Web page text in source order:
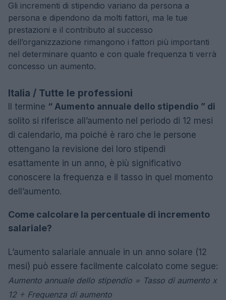
Gli incrementi di stipendio variano da persona a
persona e dipendono da molti fattori, ma le tue
prestazioni e il contributo al successo
dell’organizzazione rimangono i fattori più importanti
nel determinare quanto e con quale frequenza ti verrà
concesso un aumento.
Italia / Tutte le professioni
Il termine “ Aumento annuale dello stipendio ” di
solito si riferisce all’aumento nel periodo di 12 mesi
di calendario, ma poiché è raro che le persone
ottengano la revisione dei loro stipendi
esattamente in un anno, è più significativo
conoscere la frequenza e il tasso in quel momento
dell’aumento.
Come calcolare la percentuale di incremento
salariale?
L’aumento salariale annuale in un anno solare (12
mesi) può essere facilmente calcolato come segue:
Aumento annuale dello stipendio = Tasso di aumento x
12 ÷ Frequenza di aumento